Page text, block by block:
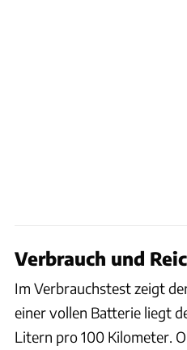
Verbrauch und
Im Verbrauchstest zeigt
einer vollen Batterie liegt
Litern pro 100 Kilometer.